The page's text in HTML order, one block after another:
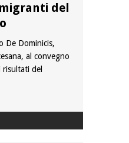
del
De Dominicis,
al convegno
del